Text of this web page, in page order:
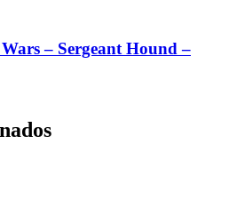
– Sergeant Hound –